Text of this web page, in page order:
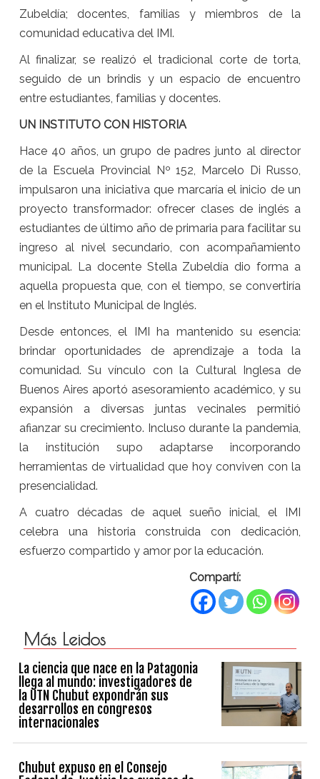
Zubeldía; docentes, familias y miembros de la
comunidad educativa del IMI.
Al finalizar, se realizó el tradicional corte de torta,
seguido de un brindis y un espacio de encuentro
entre estudiantes, familias y docentes.
UN INSTITUTO CON HISTORIA
Hace 40 años, un grupo de padres junto al director
de la Escuela Provincial Nº 152, Marcelo Di Russo,
impulsaron una iniciativa que marcaría el inicio de un
proyecto transformador: ofrecer clases de inglés a
estudiantes de último año de primaria para facilitar su
ingreso al nivel secundario, con acompañamiento
municipal. La docente Stella Zubeldía dio forma a
aquella propuesta que, con el tiempo, se convertiría
en el Instituto Municipal de Inglés.
Desde entonces, el IMI ha mantenido su esencia:
brindar oportunidades de aprendizaje a toda la
comunidad. Su vínculo con la Cultural Inglesa de
Buenos Aires aportó asesoramiento académico, y su
expansión a diversas juntas vecinales permitió
afianzar su crecimiento. Incluso durante la pandemia,
la institución supo adaptarse incorporando
herramientas de virtualidad que hoy conviven con la
presencialidad.
A cuatro décadas de aquel sueño inicial, el IMI
celebra una historia construida con dedicación,
esfuerzo compartido y amor por la educación.
Compartí:
Más Leidos
La ciencia que nace en la Patagonia
llega al mundo: investigadores de
la UTN Chubut expondrán sus
desarrollos en congresos
internacionales
Chubut expuso en el Consejo